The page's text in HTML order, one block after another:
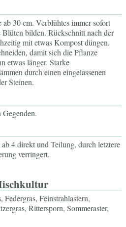
ab 30 cm. Verblühtes immer sofort
Blüten bilden. Rückschnitt nach der
mit etwas Kompost düngen.
damit sich die Pflanze
etwas länger. Starke
durch einen eingelassenen
Steinen.
4 direkt und Teilung, durch letztere
verringert.
Feinstrahlastern,
Rittersporn, Sommeraster,